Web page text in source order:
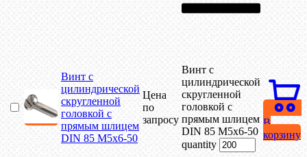
Винт с
цилиндрической
скругленной
головкой с
прямым шлицем
DIN 85 М5х6-50
Цена
по
запросу
Винт с
цилиндрической
скругленной
головкой с
прямым шлицем
DIN 85 М5х6-50
quantity
В
корзину